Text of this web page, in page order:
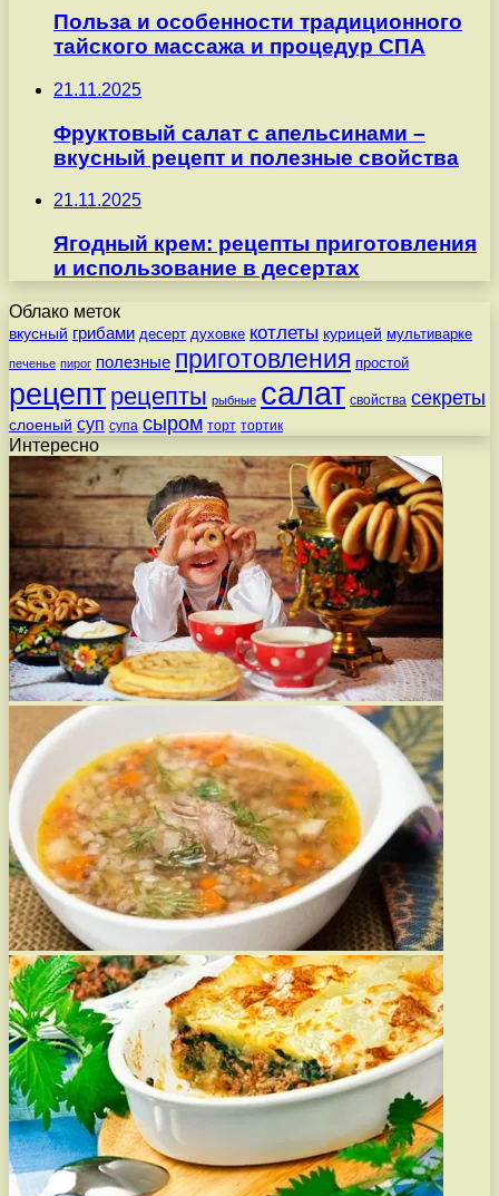
Польза и особенности традиционного
тайского массажа и процедур СПА
21.11.2025
Фруктовый салат с апельсинами –
вкусный рецепт и полезные свойства
21.11.2025
Ягодный крем: рецепты приготовления
и использование в десертах
Облако меток
вкусный грибами десерт духовке котлеты курицей мультиварке
печенье пирог полезные приготовления простой
рецепт рецепты рыбные салат свойства секреты
слоеный суп супа сыром торт тортик
Интересно